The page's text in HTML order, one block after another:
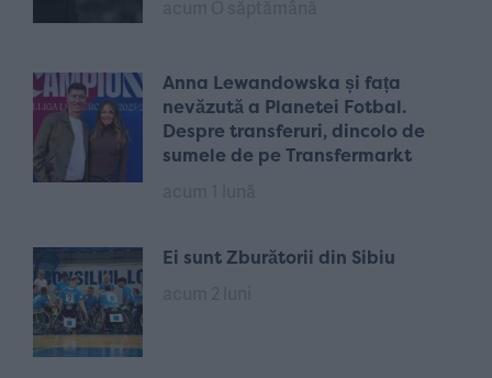
Anna Lewandowska și fața
nevăzută a Planetei Fotbal.
Despre transferuri, dincolo de
sumele de pe Transfermarkt
Ei sunt Zburătorii din Sibiu